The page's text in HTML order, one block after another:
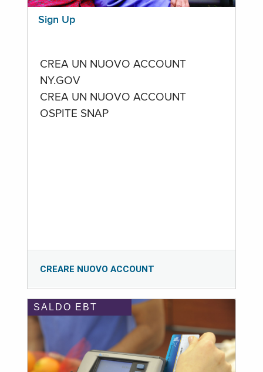
Sign Up
CREA UN NUOVO ACCOUNT
NY.GOV
CREA UN NUOVO ACCOUNT
OSPITE SNAP
CREARE NUOVO ACCOUNT
SALDO EBT